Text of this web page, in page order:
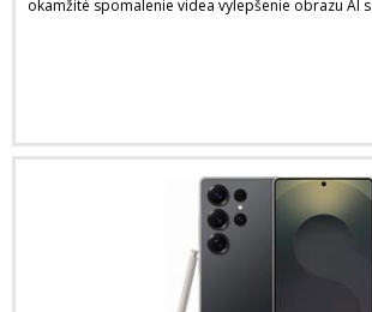
okamžité spomalenie videa vylepšenie obrazu AI s